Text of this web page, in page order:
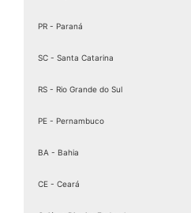
PR - Paraná
SC - Santa Catarina
RS - Rio Grande do Sul
PE - Pernambuco
BA - Bahia
CE - Ceará